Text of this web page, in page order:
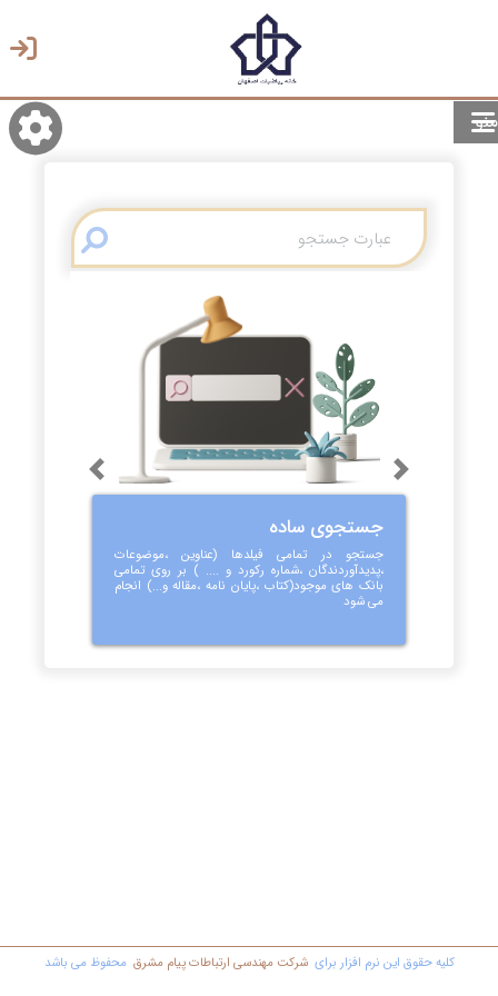
منو
انتخاب زبان
جستجوی ساده
جستجو در تمامی فیلدها (عناوین ،موضوعات
،پدیدآوردندگان ،شماره رکورد و .... ) بر روی تمامی
بانک های موجود(کتاب ،پایان نامه ،مقاله و...) انجام
می شود
Previous Next
کليه حقوق اين نرم افزار برای شرکت مهندسي ارتباطات پیام مشرق محفوظ مي باشد